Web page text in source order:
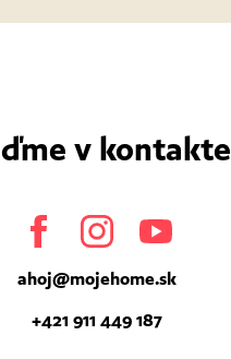
v kontakte
Facebook Instagram
ahoj@mojehome.sk
+421 911 449 187